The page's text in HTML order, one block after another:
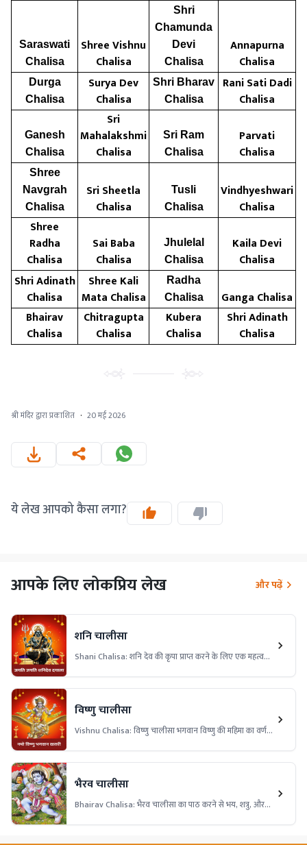
Saraswati
Chalisa
Shree Vishnu
Chalisa
Shri
Chamunda
Devi
Chalisa
Annapurna
Chalisa
Durga
Chalisa
Surya Dev
Chalisa
Shri Bharav
Chalisa
Rani Sati Dadi
Chalisa
Ganesh
Chalisa
Sri
Mahalakshmi
Chalisa
Sri Ram
Chalisa
Parvati
Chalisa
Shree
Navgrah
Chalisa
Sri Sheetla
Chalisa
Tusli
Chalisa
Vindhyeshwari
Chalisa
Shree
Radha
Chalisa
Sai Baba
Chalisa
Jhulelal
Chalisa
Kaila Devi
Chalisa
Shri Adinath
Chalisa
Shree Kali
Mata Chalisa
Radha
Chalisa
Ganga Chalisa
Bhairav
Chalisa
Chitragupta
Chalisa
Kubera
Chalisa
Shri Adinath
Chalisa
श्री मंदिर द्वारा प्रकाशित · 20 मई 2026
ये लेख आपको कैसा लगा?
आपके लिए लोकप्रिय लेख और पढ़ें
शनि चालीसा
Shani Chalisa: शनि देव की कृपा प्राप्त करने के लिए एक महत्वपूर्ण
दुष्प्रभावों से मुक्ति मिलती है।
विष्णु चालीसा
Vishnu Chalisa: विष्णु चालीसा भगवान विष्णु की महिमा का वर्णन
है। विष्णु चालीसा का नियमित पाठ करने से मन की शांति, नकारात्मक
ऊर्जा से सुरक्षा, और परिवार में सुख-समृद्धि बनी रहती है।
भैरव चालीसा
Bhairav ​​Chalisa: भैरव चालीसा का पाठ करने से भय, शत्रु, और
आत्मविश्वास और सुरक्षा प्रदान करती है। इसका नियमित पाठ संकटों से
मुक्ति और मानसिक शांति दिलाता है।